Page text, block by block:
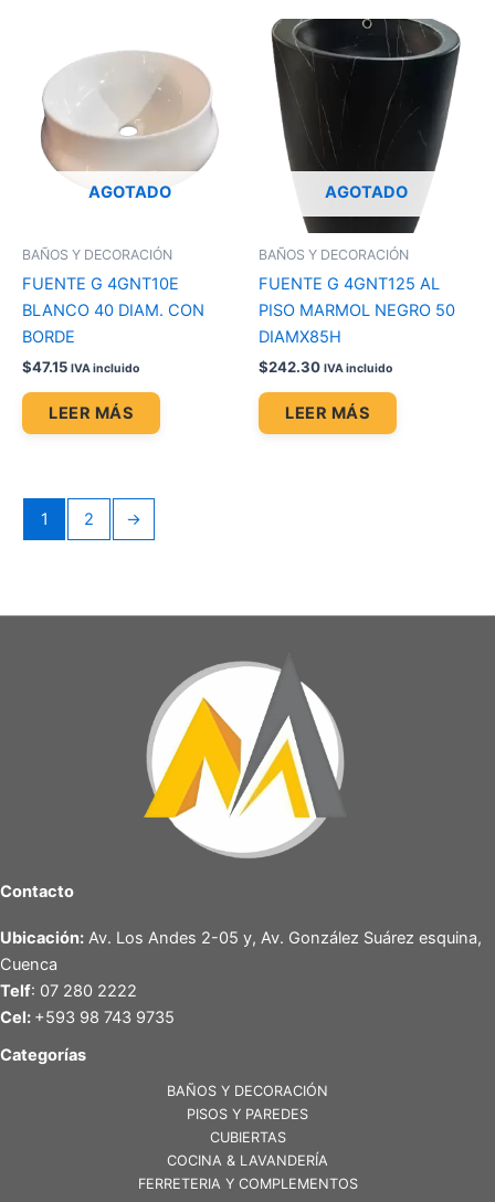
AGOTADO
BAÑOS Y DECORACIÓN
FUENTE G 4GNT10E
BLANCO 40 DIAM. CON
BORDE
$47.15 IVA incluido
LEER MÁS
AGOTADO
BAÑOS Y DECORACIÓN
FUENTE G 4GNT125 AL
PISO MARMOL NEGRO 50
DIAMX85H
$242.30 IVA incluido
LEER MÁS
1 2 →
Contacto
Ubicación: Av. Los Andes 2-05 y, Av. González Suárez esquina,
Cuenca
Telf: 07 280 2222
Cel: +593 98 743 9735
Categorías
BAÑOS Y DECORACIÓN
PISOS Y PAREDES
CUBIERTAS
COCINA & LAVANDERÍA
FERRETERIA Y COMPLEMENTOS